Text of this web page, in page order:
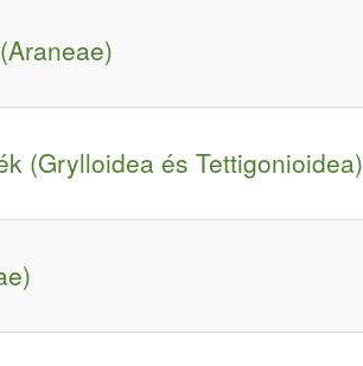
(Grylloidea és Tettigonioidea)